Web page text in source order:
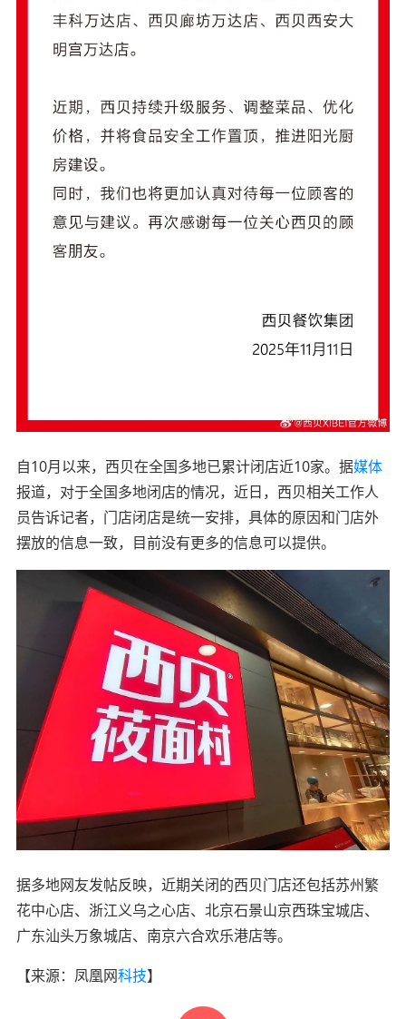
自10月以来，西贝在全国多地已累计闭店近10家。据媒体
报道，对于全国多地闭店的情况，近日，西贝相关工作人
员告诉记者，门店闭店是统一安排，具体的原因和门店外
摆放的信息一致，目前没有更多的信息可以提供。
据多地网友发帖反映，近期关闭的西贝门店还包括苏州繁
花中心店、浙江义乌之心店、北京石景山京西珠宝城店、
广东汕头万象城店、南京六合欢乐港店等。
【来源： 凤凰网科技】